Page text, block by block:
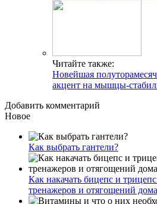
Читайте также:
Новейшая
акцент на мышцы-
Добавить комментарий
Новое
Как выбрать гантели?
Как накачать бицепс и трицепс
тренажеров и отягощений